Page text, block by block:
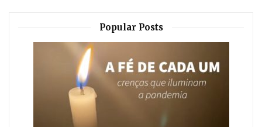
Popular Posts